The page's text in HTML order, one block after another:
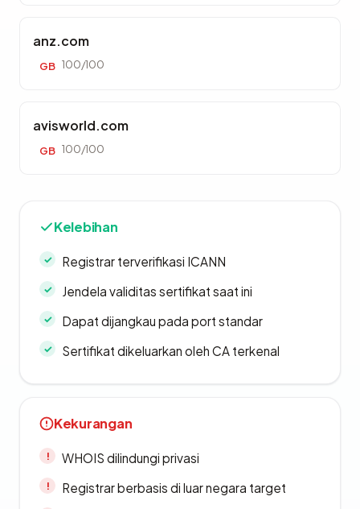
anz.com
GB 100/100
avisworld.com
GB 100/100
Kelebihan
Registrar terverifikasi ICANN
Jendela validitas sertifikat saat ini
Dapat dijangkau pada port standar
Sertifikat dikeluarkan oleh CA terkenal
Kekurangan
WHOIS dilindungi privasi
Registrar berbasis di luar negara target